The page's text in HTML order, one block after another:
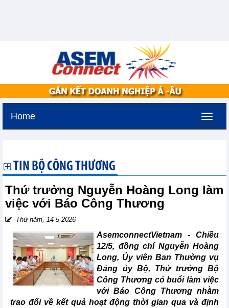
Home
TIN BỘ CÔNG THƯƠNG
Thứ trưởng Nguyễn Hoàng Long làm
việc với Báo Công Thương
Thứ năm, 14-5-2026
AsemconnectVietnam - Chiều
12/5, đồng chí Nguyễn Hoàng
Long, Ủy viên Ban Thường vụ
Đảng ủy Bộ, Thứ trưởng Bộ
Công Thương có buổi làm việc
với Báo Công Thương nhằm
trao đổi về kết quả hoạt động thời gian qua và định